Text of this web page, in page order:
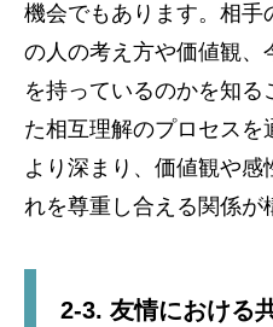
機会でもあります。相手
の人の考え方や価値観、
を持っているのかを知る
た相互理解のプロセスを
より深まり、価値観や
れを尊重し合える関係が
2-3. 友情における